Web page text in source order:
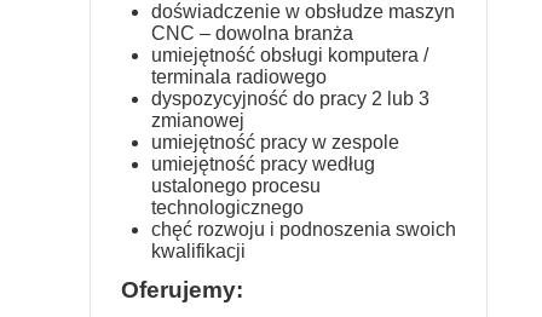
doświadczenie w obsłudze maszyn
CNC – dowolna branża
umiejętność obsługi komputera /
terminala radiowego
dyspozycyjność do pracy 2 lub 3
zmianowej
umiejętność pracy w zespole
umiejętność pracy według
ustalonego procesu
technologicznego
chęć rozwoju i podnoszenia swoich
kwalifikacji
Oferujemy: